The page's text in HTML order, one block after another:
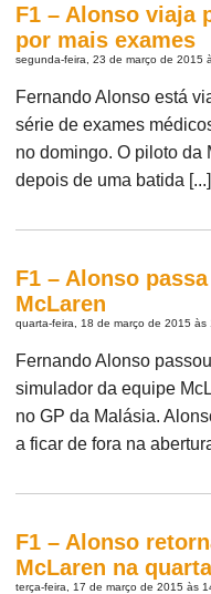
F1 – Alonso viaja
por mais exames
segunda-feira, 23 de março de 2015
Fernando Alonso está
série de exames
no domingo. O piloto da
depois de uma batida [...]
F1 – Alonso
McLaren
quarta-feira, 18 de março de 2015 às
Fernando Alonso
simulador da equipe
no GP da Malásia.
a ficar de fora na
F1 – Alonso
McLaren na
terça-feira, 17 de março de 2015 às